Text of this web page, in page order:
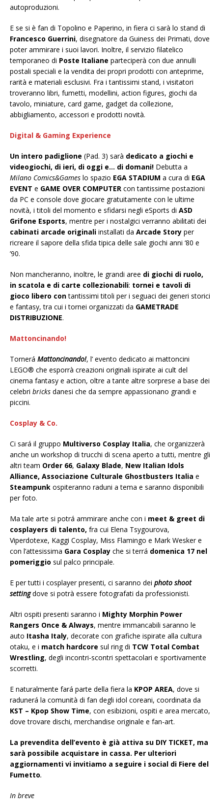
autoproduzioni.
E se si è fan di Topolino e Paperino, in fiera ci sarà lo stand di
Francesco Guerrini, disegnatore da Guiness dei Primati, dove
poter ammirare i suoi lavori. Inoltre, il servizio filatelico
temporaneo di Poste Italiane parteciperà con due annulli
postali speciali e la vendita dei propri prodotti con anteprime,
rarità e materiali esclusivi. Fra i tantissimi stand, i visitatori
troveranno libri, fumetti, modellini, action figures, giochi da
tavolo, miniature, card game, gadget da collezione,
abbigliamento, accessori e prodotti novità.
Digital & Gaming Experience
Un intero padiglione (Pad. 3) sarà dedicato a giochi e
videogiochi, di ieri, di oggi e… di domani! Debutta a
Milano Comics&Games lo spazio EGA STADIUM a cura di EGA
EVENT e GAME OVER COMPUTER con tantissime postazioni
da PC e console dove giocare gratuitamente con le ultime
novità, i titoli del momento e sfidarsi negli eSports di ASD
Grifone Esports, mentre per i nostalgici verranno abilitati dei
cabinati arcade originali installati da Arcade Story per
ricreare il sapore della sfida tipica delle sale giochi anni ‘80 e
’90.
Non mancheranno, inoltre, le grandi aree di giochi di ruolo,
in scatola e di carte collezionabili: tornei e tavoli di
gioco libero contantissimi titoli per i seguaci dei generi storici
e fantasy, tra cui i tornei organizzati da GAMETRADE
DISTRIBUZIONE.
Mattoncinando!
Tornerá Mattoncinando!, l’ evento dedicato ai mattoncini
LEGO® che esporrà creazioni originali ispirate ai cult del
cinema fantasy e action, oltre a tante altre sorprese a base dei
celebri bricks danesi che da sempre appassionano grandi e
piccini.
Cosplay & Co.
Ci sará il gruppo Multiverso Cosplay Italia, che organizzerà
anche un workshop di trucchi di scena aperto a tutti, mentre gli
altri team Order 66, Galaxy Blade, New Italian Idols
Alliance, Associazione Culturale Ghostbusters Italia e
Steampunk ospiteranno raduni a tema e saranno disponibili
per foto.
Ma tale arte si potrá ammirare anche con i meet & greet di
cosplayers di talento, fra cui Elena Tsygourova,
Viperdotexe, Kaggi Cosplay, Miss Flamingo e Mark Wesker e
con l’attesissima Gara Cosplay che si terrá domenica 17 nel
pomeriggio sul palco principale.
E per tutti i cosplayer presenti, ci saranno dei photo shoot
setting dove si potrà essere fotografati da professionisti.
Altri ospiti presenti saranno i Mighty Morphin Power
Rangers Once & Always, mentre immancabili saranno le
auto Itasha Italy, decorate con grafiche ispirate alla cultura
otaku, e i match hardcore sul ring di TCW Total Combat
Wrestling, degli incontri-scontri spettacolari e sportivamente
scorretti.
E naturalmente fará parte della fiera la KPOP AREA, dove si
radunerá la comunità di fan degli idol coreani, coordinata da
KST – Kpop Show Time, con esibizioni, ospiti e area mercato,
dove trovare dischi, merchandise originale e fan-art.
La prevendita dell’evento è già attiva su DIY TICKET, ma
sarà possibile acquistare in cassa. Per ulteriori
aggiornamenti vi invitiamo a seguire i social di Fiere del
Fumetto.
In breve